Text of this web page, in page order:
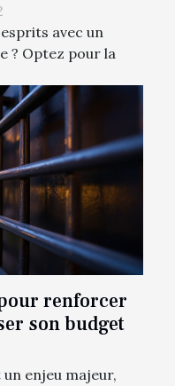
avec un
? Optez pour la
renforcer
son budget
enjeu majeur,